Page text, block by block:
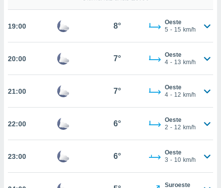
similares
como
IP
posible
en
a lo que
su
datos
19:00 8°
Oeste
5 - 15 km/h
20:00 7°
Oeste
4 - 13 km/h
21:00 7°
Oeste
4 - 12 km/h
22:00 6°
Oeste
2 - 12 km/h
23:00 6°
Oeste
3 - 10 km/h
Suroeste